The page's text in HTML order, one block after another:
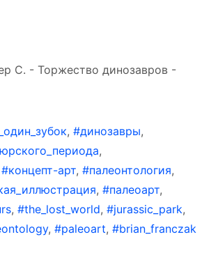
С. - Торжество динозавров -
, #динозавры,
,
#концепт-арт, #палеонтология,
, #палеоарт,
, #the_lost_world, #jurassic_park,
, #paleoart, #brian_franczak